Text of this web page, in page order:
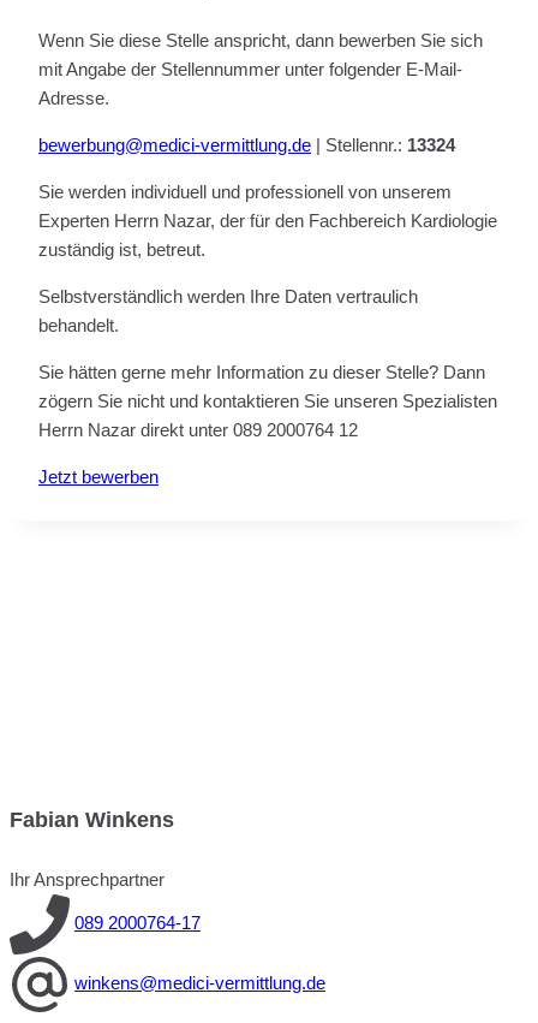
Wenn Sie diese Stelle anspricht, dann bewerben Sie sich
mit Angabe der Stellennummer unter folgender E-Mail-
Adresse.
bewerbung@medici-vermittlung.de | Stellennr.: 13324
Sie werden individuell und professionell von unserem
Experten Herrn Nazar, der für den Fachbereich Kardiologie
zuständig ist, betreut.
Selbstverständlich werden Ihre Daten vertraulich
behandelt.
Sie hätten gerne mehr Information zu dieser Stelle? Dann
zögern Sie nicht und kontaktieren Sie unseren Spezialisten
Herrn Nazar direkt unter 089 2000764 12
Jetzt bewerben
Fabian Winkens
Ihr Ansprechpartner
089 2000764-17
winkens@medici-vermittlung.de